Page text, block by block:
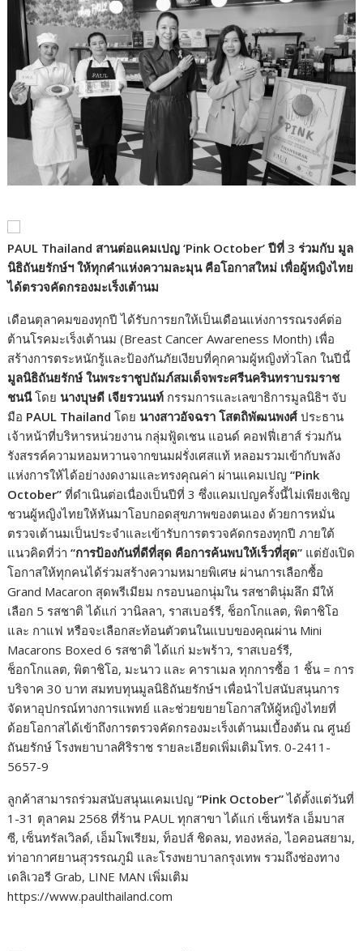
PAUL Thailand สานต่อแคมเปญ‘Pink October’ปีที่ 3 ร่วมกับ มูล
นิธิถันยรักษ์ฯ ให้ทุกคำแห่งความละมุน คือโอกาสใหม่ เพื่อผู้หญิงไทย
ได้ตรวจคัดกรองมะเร็งเต้านม
เดือนตุลาคมของทุกปี ได้รับการยกให้เป็นเดือนแห่งการรณรงค์ต่อ
ต้านโรคมะเร็งเต้านม (Breast Cancer Awareness Month) เพื่อ
สร้างการตระหนักรู้และป้องกันภัยเงียบที่คุกคามผู้หญิงทั่วโลก ในปีนี้
มูลนิธิถันยรักษ์ ในพระราชูปถัมภ์สมเด็จพระศรีนครินทราบรมราช
ชนนีโดย นางบุษดี เจียรวนนท์ กรรมการและเลขาธิการมูลนิธิฯ จับ
มือ PAUL Thailand โดย นางสาวอัจฉรา โสตถิพัฒนพงศ์ ประธาน
เจ้าหน้าที่บริหารหน่วยงาน กลุ่มฟู้ดเชน แอนด์ คอฟฟี่เฮาส์ ร่วมกัน
รังสรรค์ความหอมหวานจากขนมฝรั่งเศสแท้ หลอมรวมเข้ากับพลัง
แห่งการให้ได้อย่างงดงามและทรงคุณค่า ผ่านแคมเปญ“Pink
October” ที่ดำเนินต่อเนื่องเป็นปีที่ 3 ซึ่งแคมเปญครั้งนี้ไม่เพียงเชิญ
ชวนผู้หญิงไทยให้หันมาโอบกอดสุขภาพของตนเอง ด้วยการหมั่น
ตรวจเต้านมเป็นประจำและเข้ารับการตรวจคัดกรองทุกปี ภายใต้
แนวคิดที่ว่า“การป้องกันที่ดีที่สุด คือการค้นพบให้เร็วที่สุด” แต่ยังเปิด
โอกาสให้ทุกคนได้ร่วมสร้างความหมายพิเศษ ผ่านการเลือกซื้อ
Grand Macaron สุดพรีเมียม กรอบนอกนุ่มใน รสชาตินุ่มลึก มีให้
เลือก 5 รสชาติ ได้แก่ วานิลลา, ราสเบอร์รี, ช็อกโกแลต, พิตาชิโอ
และ กาแฟ หรือจะเลือกสะท้อนตัวตนในแบบของคุณผ่าน Mini
Macarons Boxed 6 รสชาติ ได้แก่ มะพร้าว, ราสเบอร์รี,
ช็อกโกแลต, พิตาชิโอ, มะนาว และ คาราเมล ทุกการซื้อ 1 ชิ้น = การ
บริจาค 30 บาท สมทบทุนมูลนิธิถันยรักษ์ฯ เพื่อนำไปสนับสนุนการ
จัดหาอุปกรณ์ทางการแพทย์ และช่วยขยายโอกาสให้ผู้หญิงไทยที่
ด้อยโอกาสได้เข้าถึงการตรวจคัดกรองมะเร็งเต้านมเบื้องต้น ณ ศูนย์
ถันยรักษ์ โรงพยาบาลศิริราช รายละเอียดเพิ่มเติมโทร. 0-2411-
5657-9
ลูกค้าสามารถร่วมสนับสนุนแคมเปญ“Pink October”ได้ตั้งแต่วันที่
1-31 ตุลาคม 2568 ที่ร้าน PAUL ทุกสาขา ได้แก่ เซ็นทรัล เอ็มบาส
ซี, เซ็นทรัลเวิลด์, เอ็มโพเรียม, ท็อปส์ ชิดลม, ทองหล่อ, ไอคอนสยาม,
ท่าอากาศยานสุวรรณภูมิ และโรงพยาบาลกรุงเทพ รวมถึงช่องทาง
เดลิเวอรี Grab, LINE MAN เพิ่มเติม
https://www.paulthailand.com